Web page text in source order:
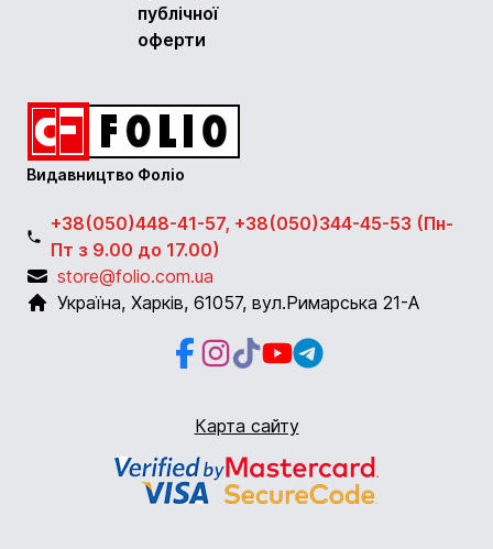
публічної
оферти
Видавництво Фоліо
+38(050)448-41-57, +38(050)344-45-53 (Пн-
Пт з 9.00 до 17.00)
store@folio.com.ua
Україна, Харків, 61057, вул.Римарська 21-А
Facebook
Instagram
Instagram
YoutubeTelegram
Карта сайту